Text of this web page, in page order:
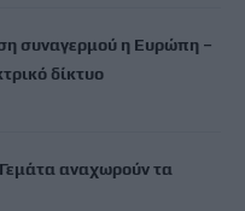
συναγερμού η Ευρώπη –
δίκτυο
αναχωρούν τα